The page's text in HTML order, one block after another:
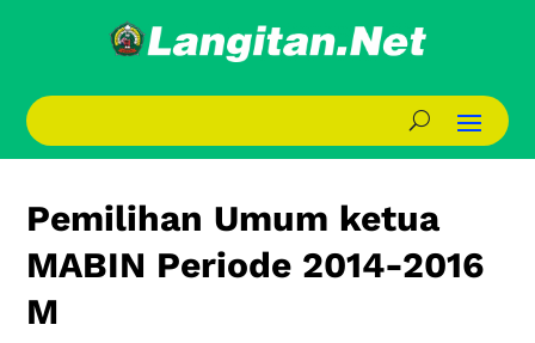
Pemilihan Umum ketua
MABIN Periode 2014-2016
M